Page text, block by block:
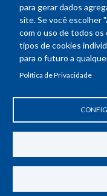
para gerar dados
site. Se você escolher
com o uso de todos
tipos de cookies
para o futuro a
Política de Privacidade